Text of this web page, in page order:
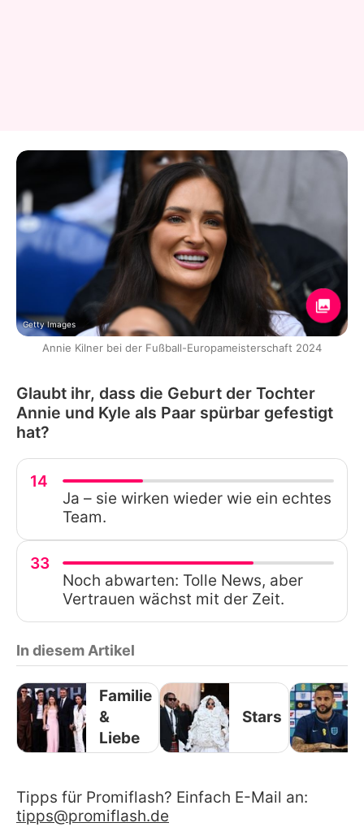
Getty Images
Annie Kilner bei der Fußball-Europameisterschaft 2024
Glaubt ihr, dass die Geburt der Tochter
Annie und Kyle als Paar spürbar gefestigt
hat?
14
Ja – sie wirken wieder wie ein echtes
Team.
33
Noch abwarten: Tolle News, aber
Vertrauen wächst mit der Zeit.
In diesem Artikel
Familie
&
Liebe
Stars
Tipps für Promiflash? Einfach E-Mail an:
tipps@promiflash.de